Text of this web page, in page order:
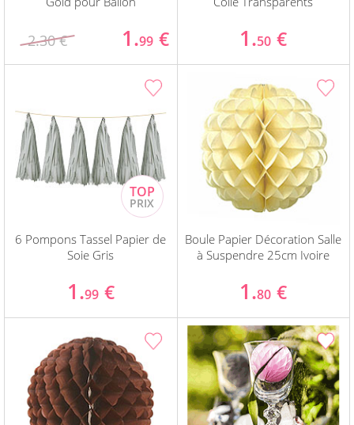
2.30 € 1.99 € 1.50 €
6 Pompons Tassel Papier de
Soie Gris
1.99 €
Boule Papier Décoration Salle
à Suspendre 25cm Ivoire
1.80 €